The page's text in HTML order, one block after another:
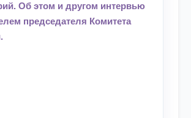
Об этом и другом интервью
председателя Комитета